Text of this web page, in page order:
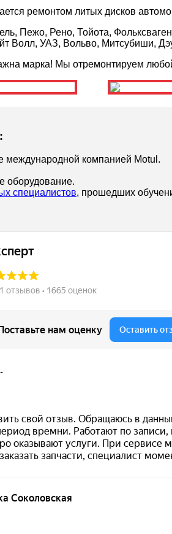
ремонтом литых дисков
Пежо, Рено, Тойота,
Волл, УАЗ, Вольво, Митсубиши,
марка! Мы отремонтируем
международной компанией Motul.
оборудование.
специалистов, прошедших